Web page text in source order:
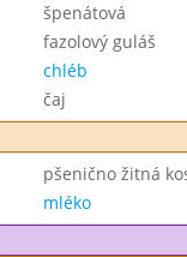
špenátová
fazolový guláš
chléb
čaj
pšenično žitná
mléko